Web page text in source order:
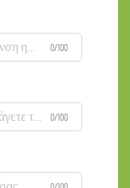
0/100
0/100